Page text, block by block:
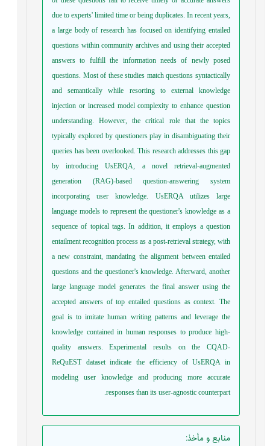
due to experts' limited time or being duplicates. In recent years,
a large body of research has focused on identifying entailed
questions within community archives and using their accepted
answers to fulfill the information needs of newly posed
questions. Most of these studies match questions syntactically
and semantically while resorting to external knowledge
injection or increased model complexity to enhance question
understanding. However, the critical role that the topics
typically explored by questioners play in disambiguating their
queries has been overlooked. This research addresses this gap
by introducing UsERQA, a novel retrieval-augmented
generation (RAG)-based question-answering system
incorporating user knowledge. UsERQA utilizes large
language models to represent the questioner's knowledge as a
sequence of topical tags. In addition, it employs a question
entailment recognition process as a post-retrieval strategy, with
a new constraint, mandating the alignment between entailed
questions and the questioner's knowledge. Afterward, another
large language model generates the final answer using the
accepted answers of top entailed questions as context. The
goal is to imitate human writing patterns and leverage the
knowledge contained in human responses to produce high-
quality answers. Experimental results on the CQAD-
ReQuEST dataset indicate the efficiency of UsERQA in
modeling user knowledge and producing more accurate
responses than its user-agnostic counterpart.
منابع و مأخذ: